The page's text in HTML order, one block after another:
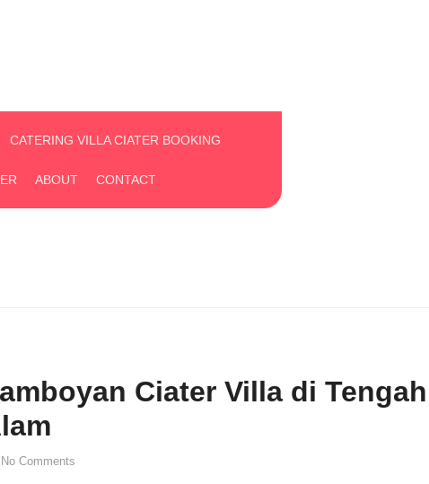
CATERING VILLA CIATER BOOKING
ABOUT CONTACT
Ciater Villa di Tengah
No Comments